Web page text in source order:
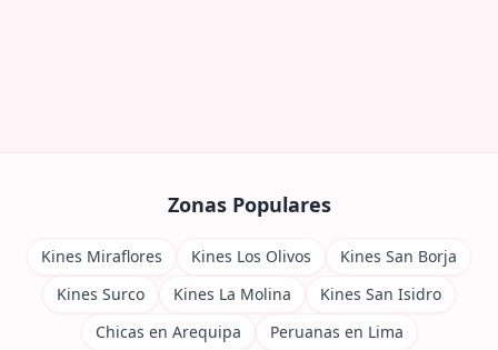
Zonas Populares
Kines Miraflores Kines Los Olivos
Kines San Borja
Kines Surco
Kines La Molina
Kines San Isidro
Chicas en Arequipa
Peruanas en Lima